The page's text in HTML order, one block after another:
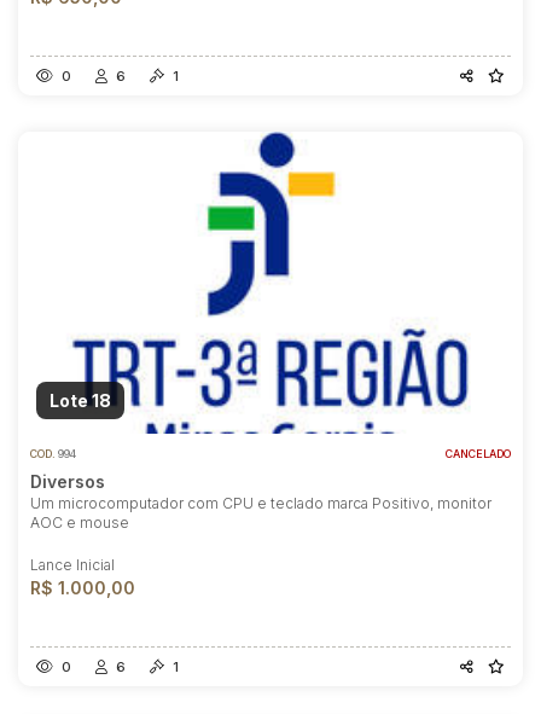
0 6 1
Lote 18
COD. 994 CANCELADO
Diversos
Um microcomputador com CPU e teclado marca Positivo, monitor
AOC e mouse
Lance Inicial
R$ 1.000,00
0 6 1